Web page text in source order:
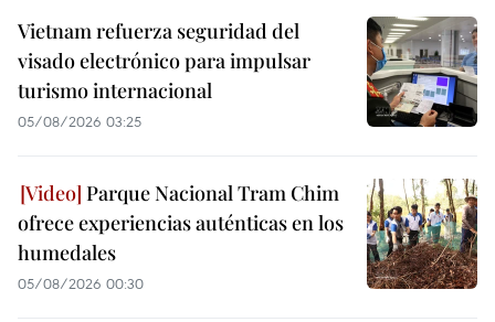
Vietnam refuerza seguridad del
visado electrónico para impulsar
turismo internacional
05/08/2026 03:25
Parque Nacional Tram Chim
ofrece experiencias auténticas en los
humedales
05/08/2026 00:30